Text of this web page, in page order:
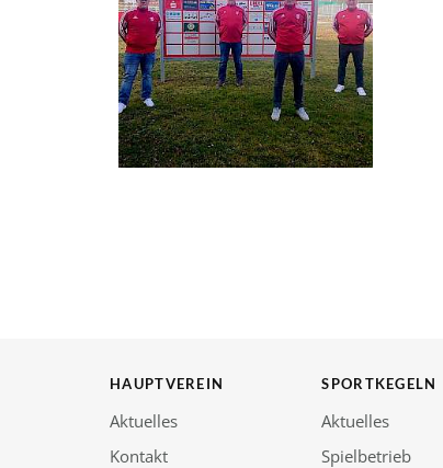
HAUPTVEREIN
Aktuelles
Kontakt
SPORTKEGELN
Aktuelles
Spielbetrieb